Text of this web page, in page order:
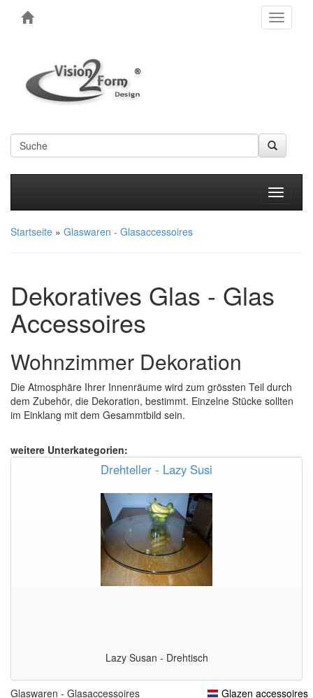
Toggle
Startseite » Glaswaren - Glasaccessoires
Dekoratives Glas - Glas
Accessoires
Wohnzimmer Dekoration
Die Atmosphäre Ihrer Innenräume wird zum grössten Teil durch
dem Zubehör, die Dekoration, bestimmt. Einzelne Stücke sollten
im Einklang mit dem Gesammtbild sein.
weitere Unterkategorien:
Drehteller - Lazy Susi
Lazy Susan - Drehtisch
Glaswaren - Glasaccessoires
Glazen accessoires